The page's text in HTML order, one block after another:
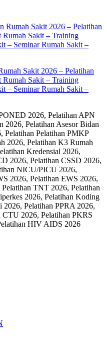
Sakit 2026 – Pelatihan
Sakit – Training
– Seminar Rumah Sakit –
2026, Pelatihan APN
2026, Pelatihan Asesor Bidan
Pelatihan Pelatihan PMKP
2026, Pelatihan K3 Rumah
Kredensial 2026,
2026, Pelatihan CSSD 2026,
NICU/PICU 2026,
2026, Pelatihan EWS 2026,
TNT 2026, Pelatihan
2026, Pelatihan Koding
2026, Pelatihan PPRA 2026,
CTU 2026, Pelatihan PKRS
HIV AIDS 2026